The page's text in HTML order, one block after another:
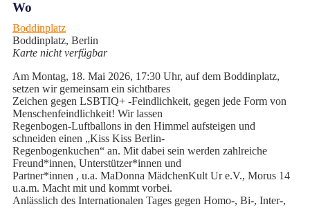
Wo
Boddinplatz
Boddinplatz, Berlin
Karte nicht verfügbar
Am Montag, 18. Mai 2026, 17:30 Uhr, auf dem Boddinplatz,
setzen wir gemeinsam ein sichtbares
Zeichen gegen LSBTIQ+ -Feindlichkeit, gegen jede Form von
Menschenfeindlichkeit! Wir lassen
Regenbogen-Luftballons in den Himmel aufsteigen und
schneiden einen „Kiss Kiss Berlin-
Regenbogenkuchen“ an. Mit dabei sein werden zahlreiche
Freund*innen, Unterstützer*innen und
Partner*innen , u.a. MaDonna MädchenKult Ur e.V., Morus 14
u.a.m. Macht mit und kommt vorbei.
Anlässlich des Internationalen Tages gegen Homo-, Bi-, Inter-,